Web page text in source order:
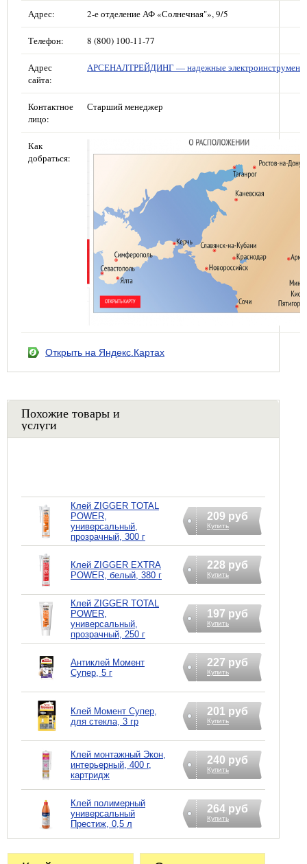
Адрес: 2-е отделение АФ «Солнечная"», 9/5
Телефон: 8 (800) 100-11-77
Адрес
сайта:
АРСЕНАЛТРЕЙДИНГ — надежные
Контактное
лицо:
Старший менеджер
Как
добраться:
Открыть на Яндекс.Картах
Похожие товары и
услуги
Клей ZIGGER TOTAL
POWER,
универсальный,
прозрачный, 300 г
209 руб
Купить
Клей ZIGGER EXTRA
POWER, белый, 380 г
228 руб
Купить
Клей ZIGGER TOTAL
POWER,
универсальный,
прозрачный, 250 г
197 руб
Купить
Антиклей Момент
Супер, 5 г
227 руб
Купить
Клей Момент Супер,
для стекла, 3 гр
201 руб
Купить
Клей монтажный Экон,
интерьерный, 400 г,
картридж
240 руб
Купить
Клей полимерный
универсальный
Престиж, 0,5 л
264 руб
Купить